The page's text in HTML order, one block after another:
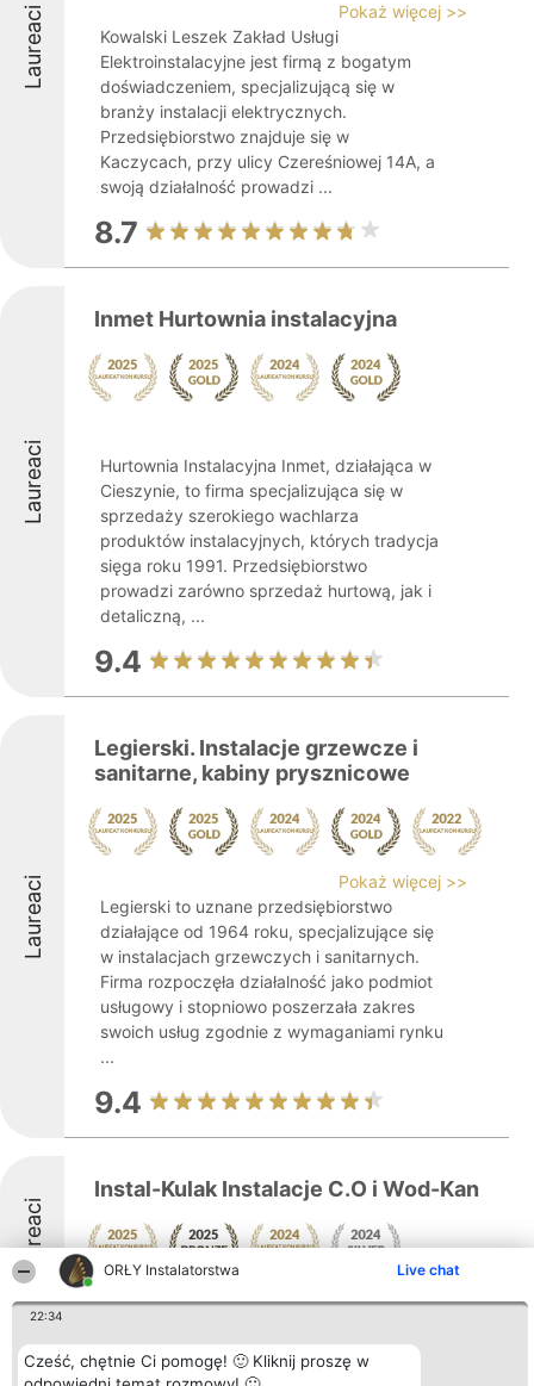
ORŁY Instalatorstwa Live chat
22:34
Cześć, chętnie Ci pomogę! 🙂 Kliknij proszę w
Laureaci
Pokaż więcej >>
Kowalski Leszek Zakład Usługi
Elektroinstalacyjne jest firmą z bogatym
doświadczeniem, specjalizującą się w
branży instalacji elektrycznych.
Przedsiębiorstwo znajduje się w
Kaczycach, przy ulicy Czereśniowej 14A, a
swoją działalność prowadzi ...
8.7
Laureaci
Inmet Hurtownia instalacyjna
Hurtownia Instalacyjna Inmet, działająca w
Cieszynie, to firma specjalizująca się w
sprzedaży szerokiego wachlarza
produktów instalacyjnych, których tradycja
sięga roku 1991. Przedsiębiorstwo
prowadzi zarówno sprzedaż hurtową, jak i
detaliczną, ...
9.4
Laureaci
Legierski. Instalacje grzewcze i
sanitarne, kabiny prysznicowe
Pokaż więcej >>
Legierski to uznane przedsiębiorstwo
działające od 1964 roku, specjalizujące się
w instalacjach grzewczych i sanitarnych.
Firma rozpoczęła działalność jako podmiot
usługowy i stopniowo poszerzała zakres
swoich usług zgodnie z wymaganiami rynku
...
9.4
Laureaci
Instal-Kulak Instalacje C.O i Wod-Kan
8.7